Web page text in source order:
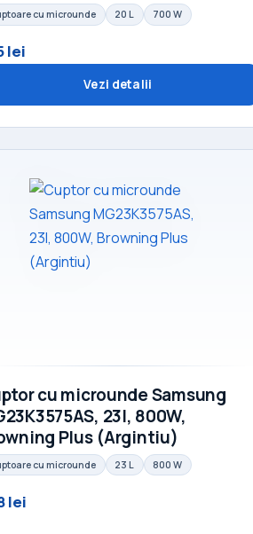
cu microunde 20 L 700 W
lei
Vezi detalii
cu microunde Samsung
23l, 800W,
Plus (Argintiu)
cu microunde 23 L 800 W
lei